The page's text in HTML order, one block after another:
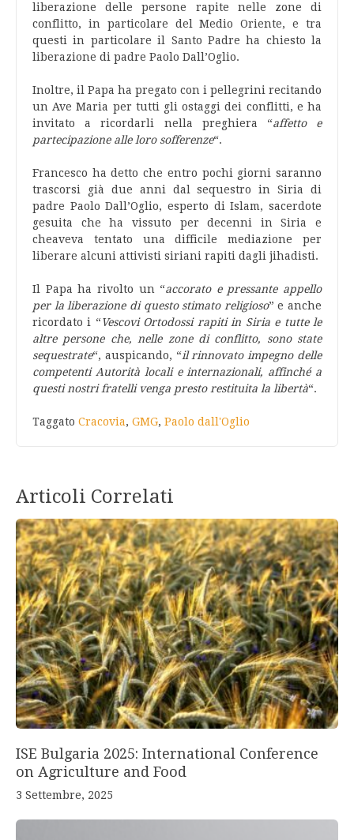
liberazione delle persone rapite nelle zone di
conflitto, in particolare del Medio Oriente, e tra
questi in particolare il Santo Padre ha chiesto la
liberazione di padre Paolo Dall’Oglio.
Inoltre, il Papa ha pregato con i pellegrini recitando
un Ave Maria per tutti gli ostaggi dei conflitti, e ha
invitato a ricordarli nella preghiera “affetto e
partecipazione alle loro sofferenze“.
Francesco ha detto che entro pochi giorni saranno
trascorsi già due anni dal sequestro in Siria di
padre Paolo Dall’Oglio, esperto di Islam, sacerdote
gesuita che ha vissuto per decenni in Siria e
cheaveva tentato una difficile mediazione per
liberare alcuni attivisti siriani rapiti dagli jihadisti.
Il Papa ha rivolto un “accorato e pressante appello
per la liberazione di questo stimato religioso” e anche
ricordato i “Vescovi Ortodossi rapiti in Siria e tutte le
altre persone che, nelle zone di conflitto, sono state
sequestrate“, auspicando, “il rinnovato impegno delle
competenti Autorità locali e internazionali, affinché a
questi nostri fratelli venga presto restituita la libertà“.
Taggato Cracovia, GMG, Paolo dall'Oglio
Articoli Correlati
ISE Bulgaria 2025: International Conference
on Agriculture and Food
3 Settembre, 2025